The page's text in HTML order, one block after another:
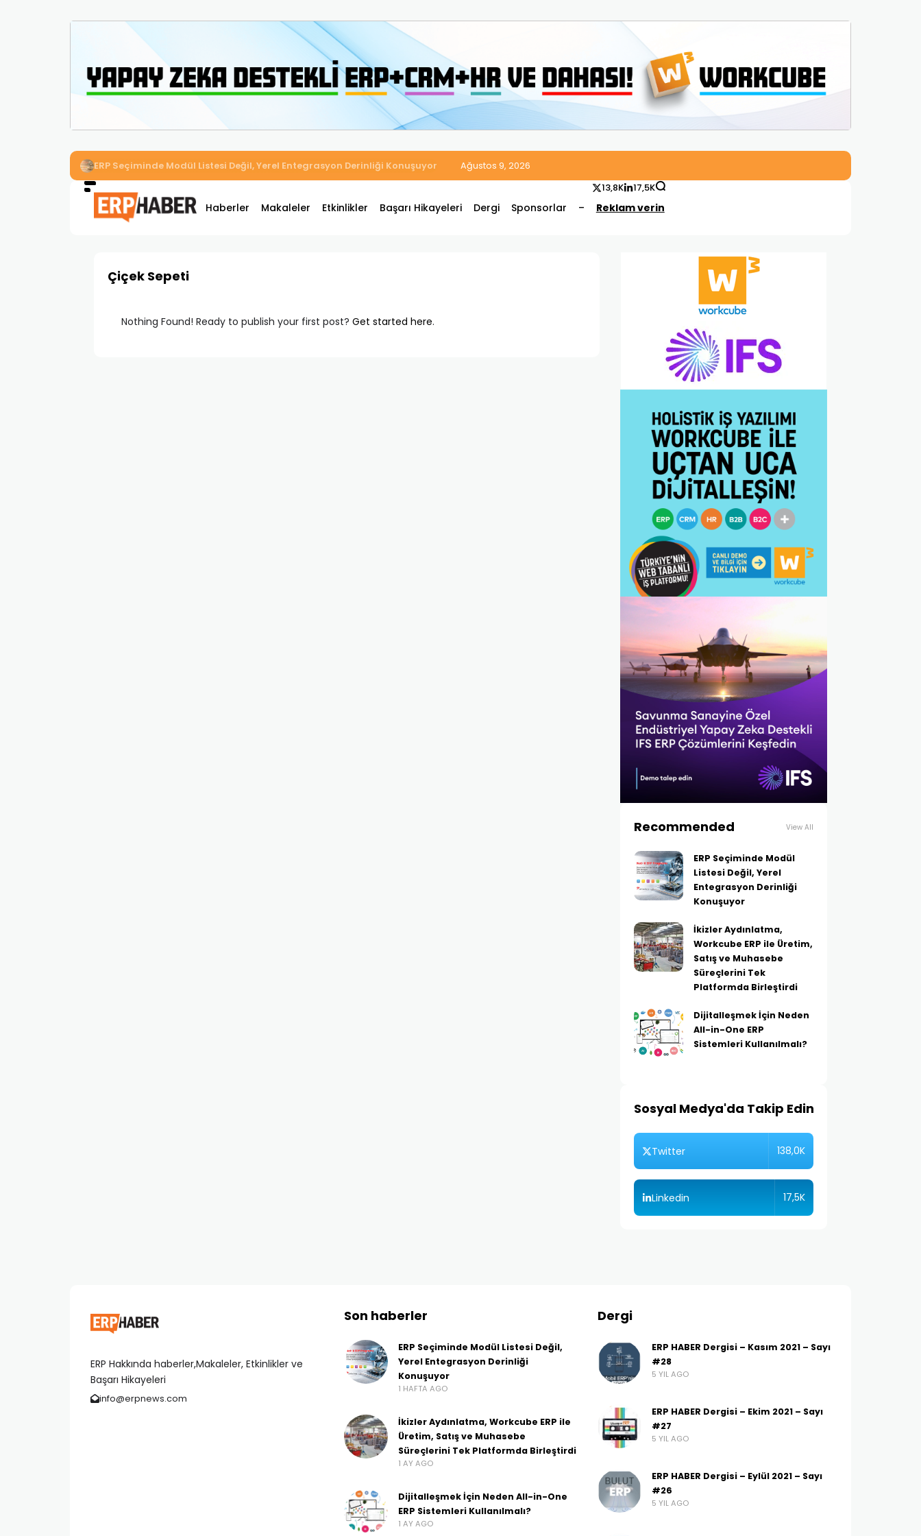
İkizler Aydınlatma, Workcube ERP ile Üretim, Satış ve Muhasebe Süreçlerini Tek Platformda Birleştirdi
Ağustos 9, 2026
Haberler Makaleler Etkinlikler Başarı Hikayeleri Dergi Sponsorlar – Reklam verin
13,8K 17,5K
Çiçek Sepeti
Nothing Found! Ready to publish your first post? Get started here.
Recommended View All
ERP Seçiminde Modül
Listesi Değil, Yerel
Entegrasyon Derinliği
Konuşuyor
İkizler Aydınlatma,
Workcube ERP ile Üretim,
Satış ve Muhasebe
Süreçlerini Tek
Platformda Birleştirdi
Dijitalleşmek İçin Neden
All-in-One ERP
Sistemleri Kullanılmalı?
Sosyal Medya'da Takip Edin
Twitter 138,0K
Linkedin 17,5K
ERP Hakkında haberler,Makaleler, Etkinlikler ve
Başarı Hikayeleri
info@erpnews.com
Son haberler
ERP Seçiminde Modül Listesi Değil,
Yerel Entegrasyon Derinliği
Konuşuyor
1 HAFTA AGO
İkizler Aydınlatma, Workcube ERP ile
Üretim, Satış ve Muhasebe
Süreçlerini Tek Platformda Birleştirdi
1 AY AGO
Dijitalleşmek İçin Neden All-in-One
ERP Sistemleri Kullanılmalı?
1 AY AGO
Dergi
ERP HABER Dergisi – Kasım 2021 – Sayı
#28
5 YIL AGO
ERP HABER Dergisi – Ekim 2021 – Sayı
#27
5 YIL AGO
ERP HABER Dergisi – Eylül 2021 – Sayı
#26
5 YIL AGO